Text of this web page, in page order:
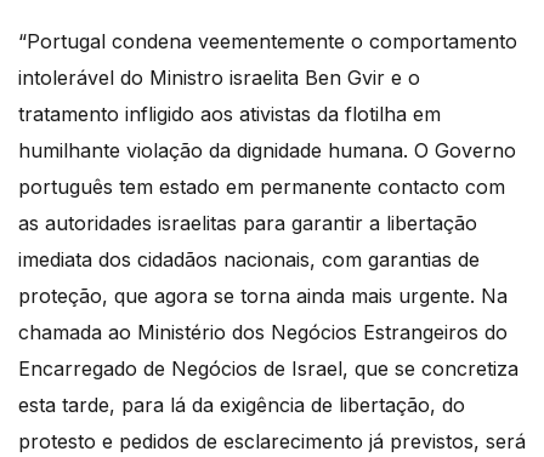
“Portugal condena veementemente o comportamento
intolerável do Ministro israelita Ben Gvir e o
tratamento infligido aos ativistas da flotilha em
humilhante violação da dignidade humana. O Governo
português tem estado em permanente contacto com
as autoridades israelitas para garantir a libertação
imediata dos cidadãos nacionais, com garantias de
proteção, que agora se torna ainda mais urgente. Na
chamada ao Ministério dos Negócios Estrangeiros do
Encarregado de Negócios de Israel, que se concretiza
esta tarde, para lá da exigência de libertação, do
protesto e pedidos de esclarecimento já previstos, será